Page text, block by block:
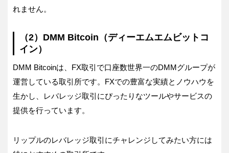
れません。
（2）DMM Bitcoin（ディーエムエムビットコ
イン）
DMM Bitcoinは、FX取引で口座数世界一のDMMグループが
運営している取引所です。FXでの豊富な実績とノウハウを
生かし、レバレッジ取引にぴったりなツールやサービスの
提供を行っています。
リップルのレバレッジ取引にチャレンジしてみたい方には